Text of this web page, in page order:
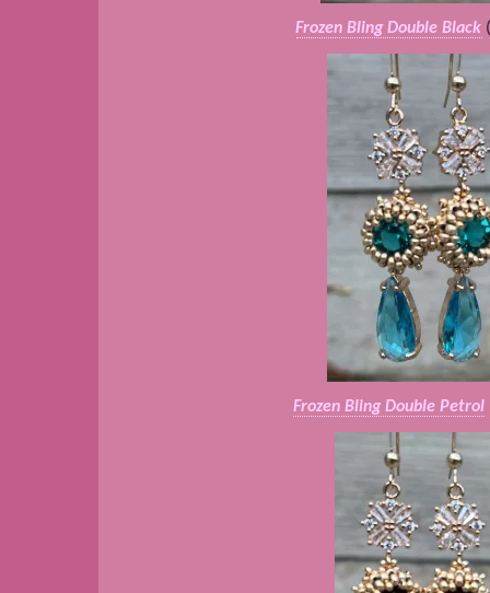
Frozen Bling Double Black
Frozen Bling Double Petrol